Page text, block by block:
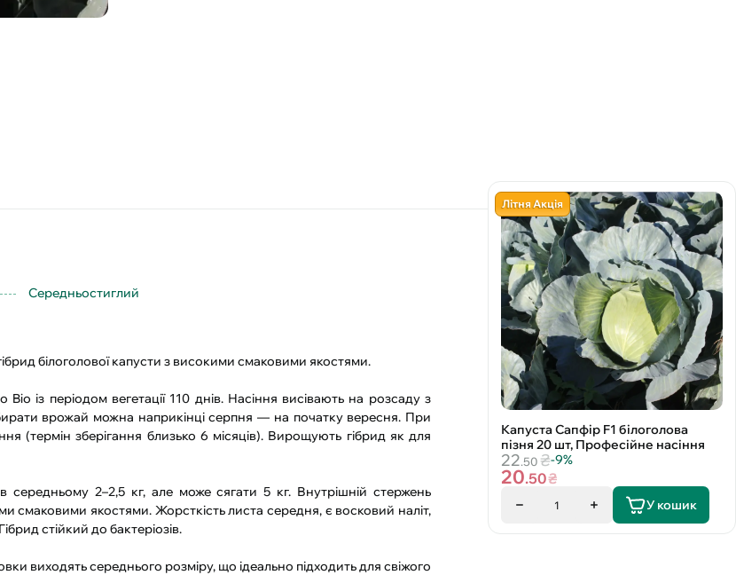
Середньостиглий
білоголової капусти з високими смаковими якостями.
із періодом вегетації 110 днів. Насіння висівають на розсаду з
врожай можна наприкінці серпня — на початку вересня. При
(термін зберігання близько 6 місяців). Вирощують гібрид як для
середньому 2–2,5 кг, але може сягати 5 кг. Внутрішній стержень
смаковими якостями. Жорсткість листа середня, є восковий наліт,
стійкий до бактеріозів.
виходять середнього розміру, що ідеально підходить для свіжого
Літня Акція
Капуста Сапфір F1 білоголова
пізня 20 шт, Професійне насіння
22.50 ₴-9%
20.50₴
1 У кошик